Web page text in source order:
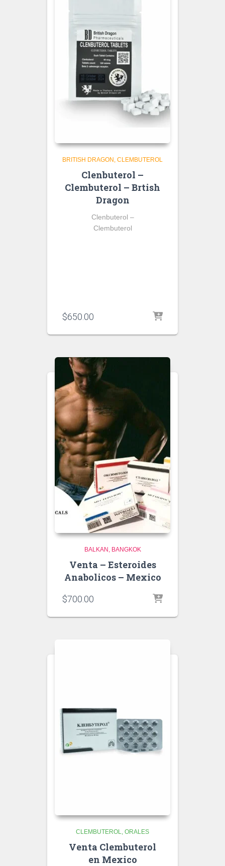
BRITISH DRAGON CLEMBUTEROL
Clenbuterol –
Clembuterol – Brtish
Dragon
Clenbuterol –
Clembuterol
$650.00
BALKAN BANGKOK
Venta – Esteroides
Anabolicos – Mexico
$700.00
CLEMBUTEROL ORALES
Venta Clembuterol
en Mexico